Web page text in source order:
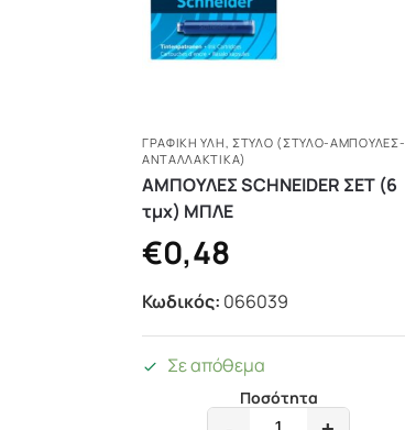
ΓΡΑΦΙΚΗ ΥΛΗ, ΣΤΥΛΌ (ΣΤΥΛΌ-ΑΜΠΟΎΛΕΣ-
ΑΝΤΑΛΛΑΚΤΙΚΆ)
ΑΜΠΟΥΛΕΣ SCHNEIDER ΣΕΤ (6
τμχ) ΜΠΛΕ
€0,48
Κωδικός: 066039
Σε απόθεμα
Ποσότητα